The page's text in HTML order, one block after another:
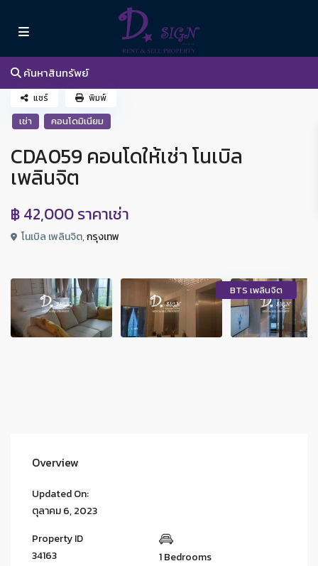
ค้นหาสินทรัพย์
เช่า คอนโดมิเนียม
CDA059 คอนโดให้เช่า โนเบิล
เพลินจิต
฿ 42,000ราคาเช่า
โนเบิล เพลินจิต,กรุงเทพ
แชร์ พิมพ์
BTS เพลินจิต
Overview
Updated On:
ตุลาคม 6, 2023
Property ID
34163
1 Bedrooms